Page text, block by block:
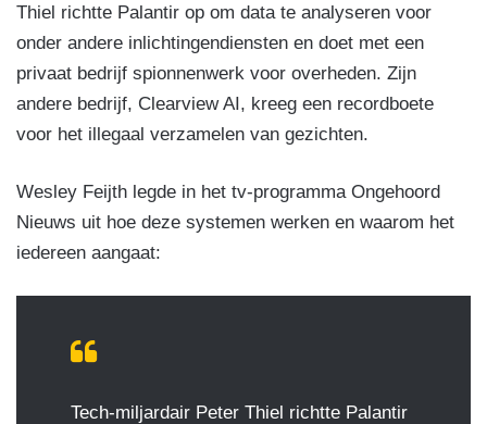
Thiel richtte Palantir op om data te analyseren voor
onder andere inlichtingendiensten en doet met een
privaat bedrijf spionnenwerk voor overheden. Zijn
andere bedrijf, Clearview AI, kreeg een recordboete
voor het illegaal verzamelen van gezichten.
Wesley Feijth legde in het tv-programma Ongehoord
Nieuws uit hoe deze systemen werken en waarom het
iedereen aangaat:
Tech-miljardair Peter Thiel richtte Palantir